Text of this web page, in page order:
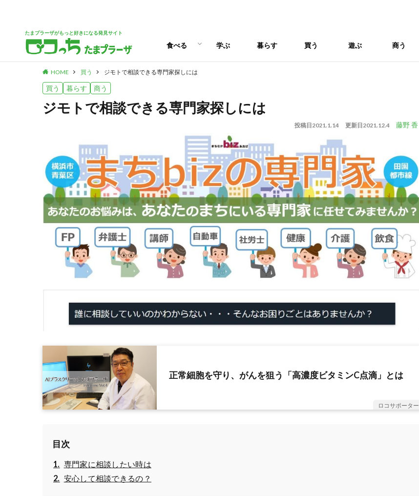
たまプラーザがもっと好きになる発見サイト
食べる
パン
スイーツ
ランチ
カフェ
学ぶ 暮らす 買う 遊ぶ 商う
HOME 買う ジ‌モ‌ト‌で‌相‌談‌で‌き‌る‌専‌門‌家‌探‌し‌に‌は
買う 暮らす 商う
ジ‌モ‌ト‌で‌相‌談‌で‌き‌る‌専‌門‌家‌探‌し‌に‌は
投稿日2021.1.14 更新日2021.12.4 藤野 香
正常細胞を守り、がんを狙う「高濃度ビタミンC点滴」とは
ロコサポーター
目次
専門家に相談したい時は
安心して相談できるの？